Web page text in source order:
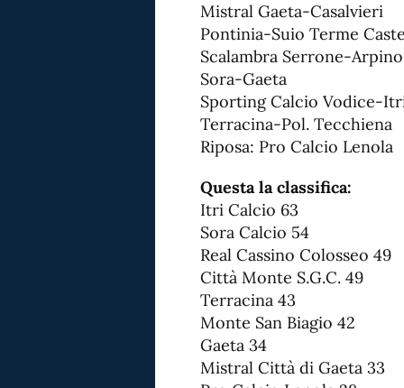
Mistral Gaeta-Casalvieri
Pontinia-Suio Terme
Scalambra Serrone-Arpino
Sora-Gaeta
Sporting Calcio Vodice-
Terracina-Pol. Tecchiena
Riposa: Pro Calcio Lenola
Questa la classifica:
Itri Calcio 63
Sora Calcio 54
Real Cassino Colosseo 49
Città Monte S.G.C. 49
Terracina 43
Monte San Biagio 42
Gaeta 34
Mistral Città di Gaeta 33